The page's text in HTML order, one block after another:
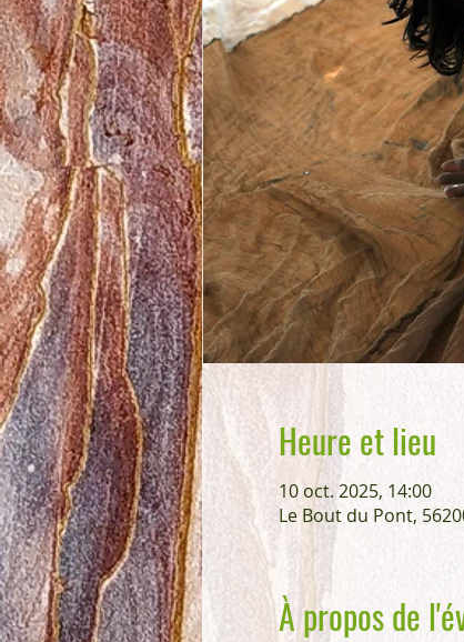
Heure et lieu
10 oct. 2025, 14:00
Le Bout du Pont,
À propos de